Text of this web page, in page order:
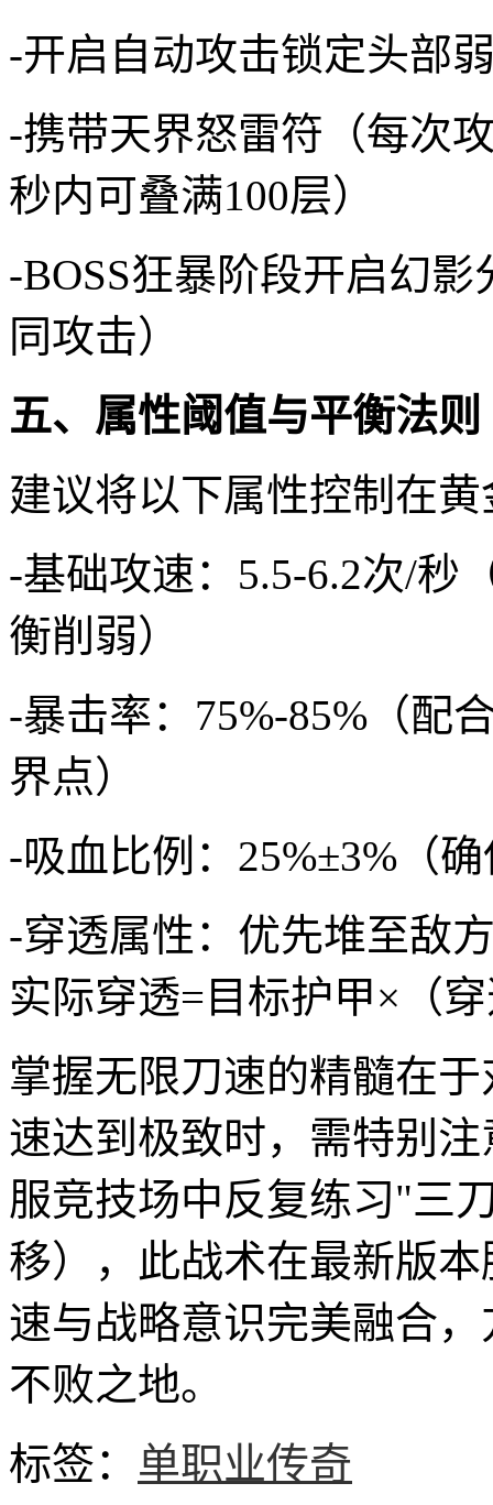
-开启自动攻击锁定头部
-携带天界怒雷符（每次
秒内可叠满100层）
-BOSS狂暴阶段开启幻
同攻击）
五、属性阈值与平衡法则
建议将以下属性控制在
-基础攻速：5.5-6.2次/秒
衡削弱）
-暴击率：75%-85%（配
界点）
-吸血比例：25%±3%（
-穿透属性：优先堆至敌
实际穿透=目标护甲×（
掌握无限刀速的精髓在
速达到极致时，需特别
服竞技场中反复练习"三
移），此战术在最新版
速与战略意识完美融合
不败之地。
标签： 单职业传奇